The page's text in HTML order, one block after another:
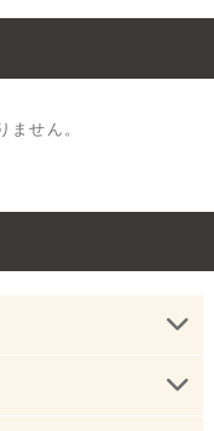
せん。